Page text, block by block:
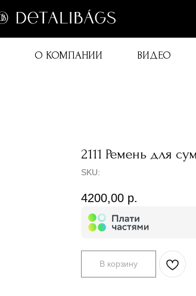
О КОМПАНИИ ВИДЕО
2111 Ремень для
SKU:
4200,00 р.
В корзину